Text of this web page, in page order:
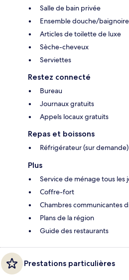
Salle de bain privée
Ensemble douche/baignoire
Articles de toilette de luxe
Sèche-cheveux
Serviettes
Restez connecté
Bureau
Journaux gratuits
Appels locaux gratuits
Repas et boissons
Réfrigérateur (sur demande)
Plus
Service de ménage tous les
Coffre-fort
Chambres communicantes
Plans de la région
Guide des restaurants
Prestations particulières